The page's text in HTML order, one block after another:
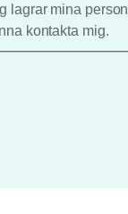
lagrar mina
kontakta mig.